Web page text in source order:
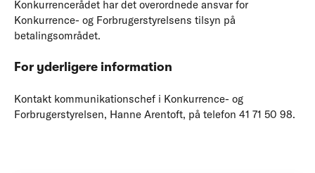
Konkurrencerådet har det overordnede ansvar for
Konkurrence- og Forbrugerstyrelsens tilsyn på
betalingsområdet.
For yderligere information
Kontakt kommunikationschef i Konkurrence- og
Forbrugerstyrelsen, Hanne Arentoft, på telefon 41 71 50 98.